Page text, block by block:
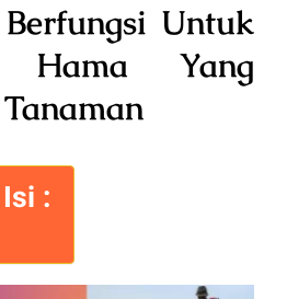
Untuk
Hama Yang
: